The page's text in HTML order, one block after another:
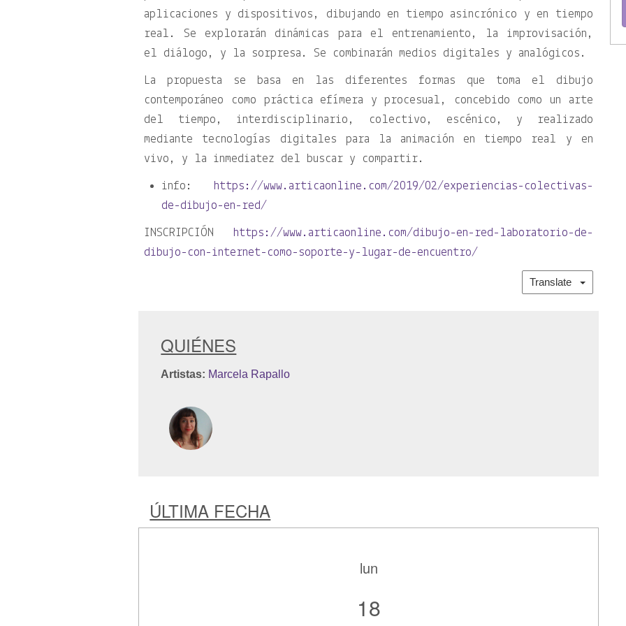
aplicaciones y dispositivos, dibujando en tiempo asincrónico y en tiempo
real. Se explorarán dinámicas para el entrenamiento, la improvisación,
el diálogo, y la sorpresa. Se combinarán medios digitales y analógicos.
La propuesta se basa en las diferentes formas que toma el dibujo
contemporáneo como práctica efímera y procesual, concebido como un arte
del tiempo, interdisciplinario, colectivo, escénico, y realizado
mediante tecnologías digitales para la animación en tiempo real y en
vivo, y la inmediatez del buscar y compartir.
info:
https://www.articaonline.com/2019/02/experiencias-colectivas-
de-dibujo-en-red/
INSCRIPCIÓN
https://www.articaonline.com/dibujo-en-red-laboratorio-de-
dibujo-con-internet-como-soporte-y-lugar-de-encuentro/
Translate
QUIÉNES
Artistas: Marcela Rapallo
ÚLTIMA FECHA
lun
18